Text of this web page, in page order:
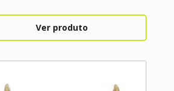
Ver produto